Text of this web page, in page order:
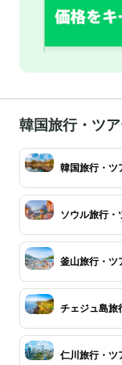
韓国旅行・ツ
韓国旅行・ツ
ソウル旅行・
釜山旅行・ツ
チェジュ島旅
仁川旅行・ツ